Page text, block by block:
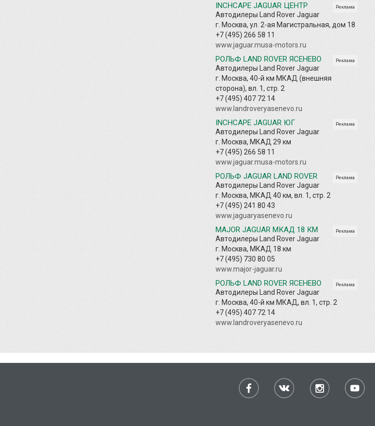
Реклама
INCHCAPE JAGUAR ЦЕНТР
Автодилеры Land Rover Jaguar
г. Москва, ул. 2-ая Магистральная, дом 18
+7 (495) 266 58 11
www.jaguar.musa-motors.ru
Реклама
РОЛЬФ LAND ROVER ЯСЕНЕВО
Автодилеры Land Rover Jaguar
г. Москва, 40-й км МКАД (внешняя
сторона), вл. 1, стр. 2
+7 (495) 407 72 14
www.landroveryasenevo.ru
Реклама
INCHCAPE JAGUAR ЮГ
Автодилеры Land Rover Jaguar
г. Москва, МКАД 29 км
+7 (495) 266 58 11
www.jaguar.musa-motors.ru
Реклама
РОЛЬФ JAGUAR LAND ROVER
Автодилеры Land Rover Jaguar
г. Москва, МКАД 40 км, вл. 1, стр. 2
+7 (495) 241 80 43
www.jaguaryasenevo.ru
Реклама
MAJOR JAGUAR МКАД 18 КМ
Автодилеры Land Rover Jaguar
г. Москва, МКАД 18 км
+7 (495) 730 80 05
www.major-jaguar.ru
Реклама
РОЛЬФ LAND ROVER ЯСЕНЕВО
Автодилеры Land Rover Jaguar
г. Москва, 40-й км МКАД, вл. 1, стр. 2
+7 (495) 407 72 14
www.landroveryasenevo.ru